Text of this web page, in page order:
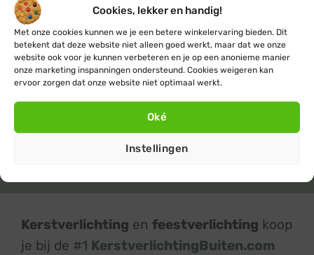
Cookies, lekker en handig!
Met onze cookies kunnen we je een betere winkelervaring bieden. Dit
betekent dat deze website niet alleen goed werkt, maar dat we onze
website ook voor je kunnen verbeteren en je op een anonieme manier
onze marketing inspanningen ondersteund. Cookies weigeren kan
ervoor zorgen dat onze website niet optimaal werkt.
Oké
Instellingen
werkdagen (maandag t/m vrijdag)
Klanten geven ons een 9,4op basis van
beoordelingen
Kerstverlichting en feestverlichting koop
je bij de #1 KerstverlichtingBuiten.com